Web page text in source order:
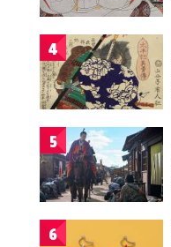
4
5
6